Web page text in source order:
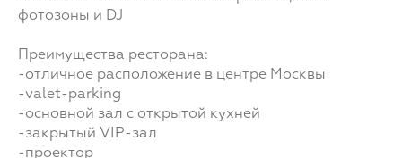
фотозоны и DJ
Преимущества ресторана:
-отличное расположение в центре Москвы
-valet-parking
-основной зал с открытой кухней
-закрытый VIP-зал
-проектор